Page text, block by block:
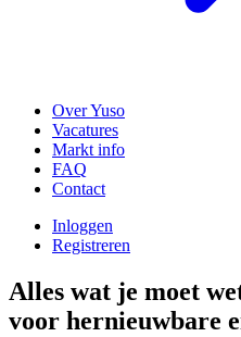
Over Yuso
Vacatures
Markt info
FAQ
Contact
Inloggen
Registreren
Alles wat je moet
voor hernieuwbare